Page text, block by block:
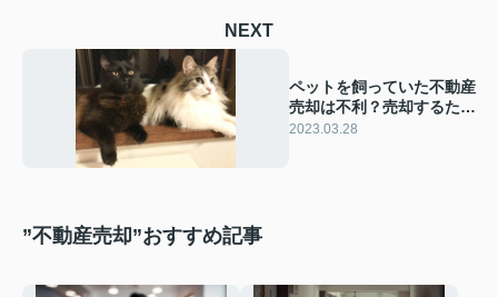
NEXT
ペットを飼っていた不動産
売却は不利？売却するため
の対策をご紹介！
2023.03.28
”不動産売却”おすすめ記事